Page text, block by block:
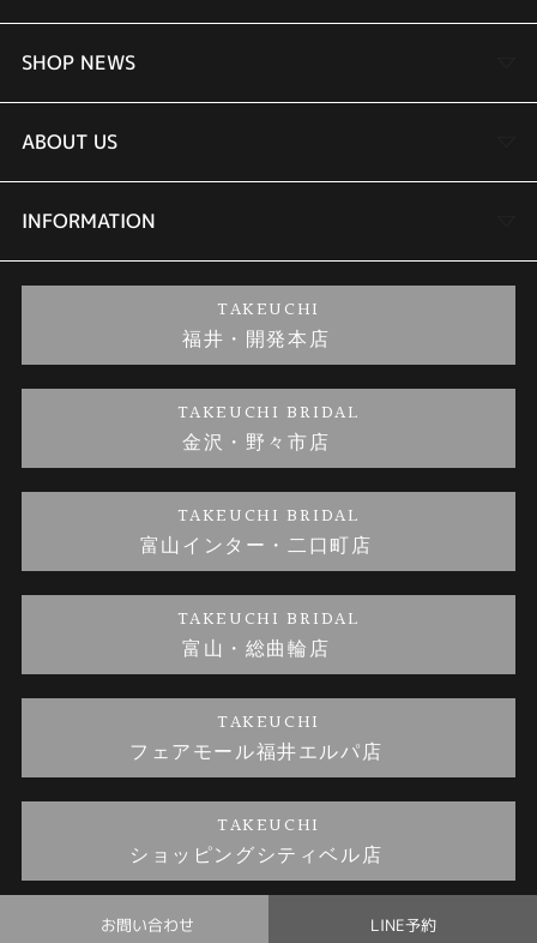
お問い合わせ LINE予約
婚約指輪
結婚指輪
セットリング
婚約ネックレス
金・プラチナのお取引
SHOP NEWS
TAKEUCHI BRIDAL金沢本店情報
商品一覧
ブランドリスト
金澤指輪工房｜手作りペアリング
金澤指輪工房｜手作り結婚指輪 and 婚約指輪
金澤指輪工房｜手作り婚約指輪プロポーズプラン
ABOUT US
会社概要
お客様の声
INFORMATION
プライバシーポリシー
TAKEUCHI
福井・開発本店
TAKEUCHI BRIDAL
金沢・野々市店
TAKEUCHI BRIDAL
富山インター・二口町店
TAKEUCHI BRIDAL
富山・総曲輪店
TAKEUCHI
フェアモール福井エルパ店
TAKEUCHI
ショッピングシティベル店
© TAKEUCHI BRIDAL All Rights Reserved.